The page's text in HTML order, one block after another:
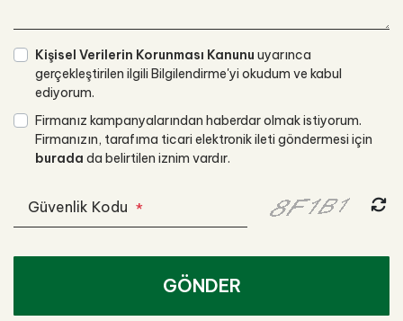
Kişisel Verilerin Korunması Kanunu uyarınca
gerçekleştirilen ilgili Bilgilendirme'yi okudum ve kabul
ediyorum.
Firmanız kampanyalarından haberdar olmak istiyorum.
Firmanızın, tarafıma ticari elektronik ileti göndermesi için
burada da belirtilen iznim vardır.
Güvenlik Kodu *
GÖNDER